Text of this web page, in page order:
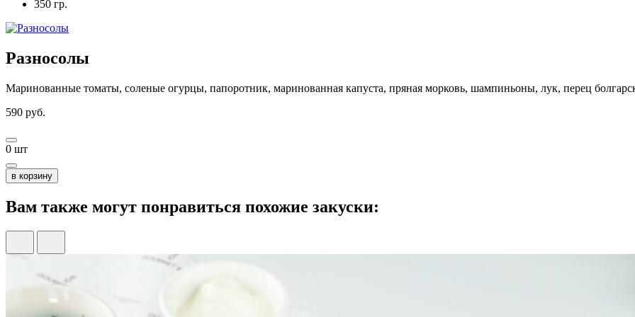
350 гр.
Разносолы
Маринованные томаты, соленые огурцы, папоротник, маринованная капуста, пряная морковь, шампиньоны, лук, перец
590 руб.
0 шт
в корзину
Вам также могут понравиться похожие закуски: